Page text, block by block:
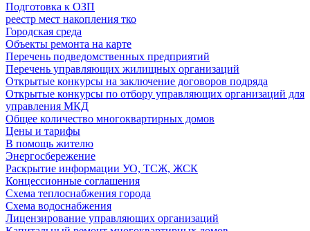
Подготовка к ОЗП
реестр мест накопления тко
Городская среда
Объекты ремонта на карте
Перечень подведомственных предприятий
Перечень управляющих жилищных организаций
Открытые конкурсы на заключение договоров подряда
Открытые конкурсы по отбору управляющих организаций для
управления МКД
Общее количество многоквартирных домов
Цены и тарифы
В помощь жителю
Энергосбережение
Раскрытие информации УО, ТСЖ, ЖСК
Концессионные соглашения
Схема теплоснабжения города
Схема водоснабжения
Лицензирование управляющих организаций